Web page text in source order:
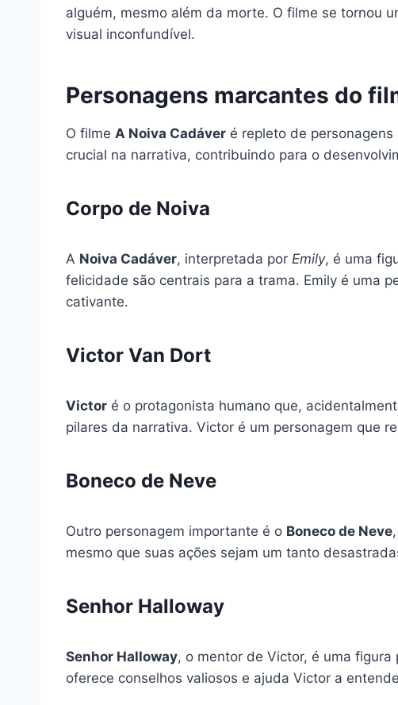
alguém, mesmo além da morte. O filme se tornou
visual inconfundível.
Personagens marcantes do
O filme A Noiva Cadáver é repleto de
crucial na narrativa, contribuindo para o
Corpo de Noiva
A Noiva Cadáver, interpretada por Emily, é uma
felicidade são centrais para a trama. Emily é uma
cativante.
Victor Van Dort
Victor é o protagonista humano que,
pilares da narrativa. Victor é um personagem que
Boneco de Neve
Outro personagem importante é o Boneco de Neve
mesmo que suas ações sejam um tanto
Senhor Halloway
Senhor Halloway, o mentor de Victor, é uma
oferece conselhos valiosos e ajuda Victor a